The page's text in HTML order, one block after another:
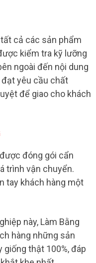
cả các sản phẩm
kiểm tra kỹ lưỡng
ngoài đến nội dung
yêu cầu chất
để giao cho khách
đóng gói cẩn
trình vận chuyển.
tay khách hàng một
này, Làm Bằng
hàng những sản
thật 100%, đáp